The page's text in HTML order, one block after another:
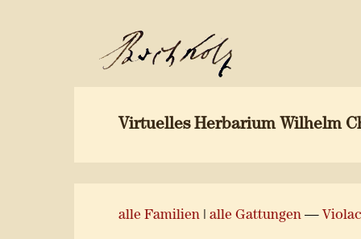
Virtuelles Herbarium Wilhelm
alle Familien alle Gattungen —